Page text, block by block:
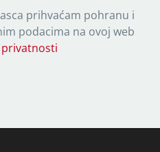
prihvaćam pohranu i
podacima na ovoj web